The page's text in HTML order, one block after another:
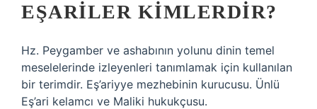
EŞARILER KIMLERDIR?
Hz. Peygamber ve ashabının yolunu dinin temel
meselelerinde izleyenleri tanımlamak için kullanılan
bir terimdir. Eş’ariyye mezhebinin kurucusu. Ünlü
Eş’ari kelamcı ve Maliki hukukçusu.